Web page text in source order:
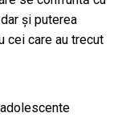
și puterea
cei care au trecut